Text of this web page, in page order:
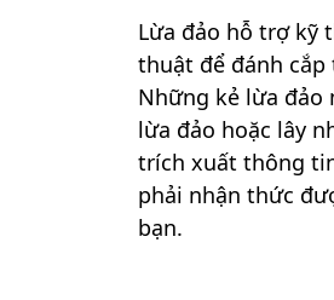
Lừa đảo hỗ trợ kỹ
thuật để đánh
Những kẻ lừa đảo
lừa đảo hoặc lây
trích xuất thông
phải nhận thức
bạn.